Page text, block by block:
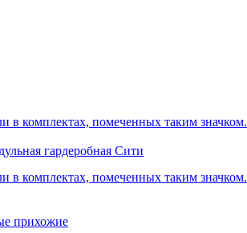
в комплектах, помеченных таким значком.
гардеробная Сити
в комплектах, помеченных таким значком.
прихожие